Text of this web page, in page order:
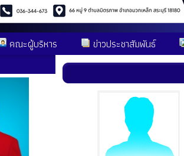
คณะผู้บริหาร ข่าวประชาสัมพันธ์